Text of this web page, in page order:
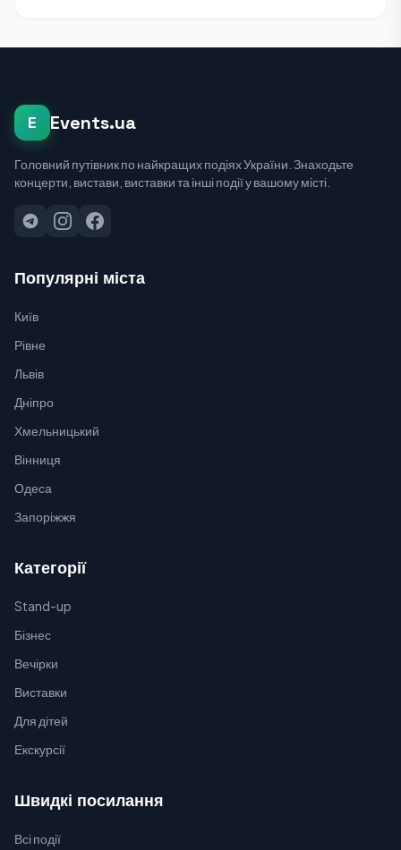
E Events.ua
Головний путівник по найкращих подіях України. Знаходьте
концерти, вистави, виставки та інші події у вашому місті.
Популярні міста
Київ
Рівне
Львів
Дніпро
Хмельницький
Вінниця
Одеса
Запоріжжя
Категорії
Stand-up
Бізнес
Вечірки
Виставки
Для дітей
Екскурсії
Швидкі посилання
Всі події